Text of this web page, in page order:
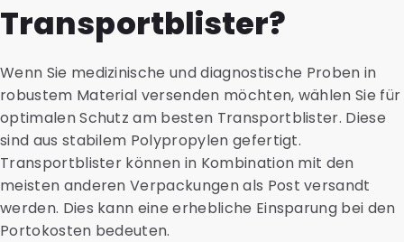
Transportblister?
Wenn Sie medizinische und diagnostische Proben in
robustem Material versenden möchten, wählen Sie für
optimalen Schutz am besten Transportblister. Diese
sind aus stabilem Polypropylen gefertigt.
Transportblister können in Kombination mit den
meisten anderen Verpackungen als Post versandt
werden. Dies kann eine erhebliche Einsparung bei den
Portokosten bedeuten.